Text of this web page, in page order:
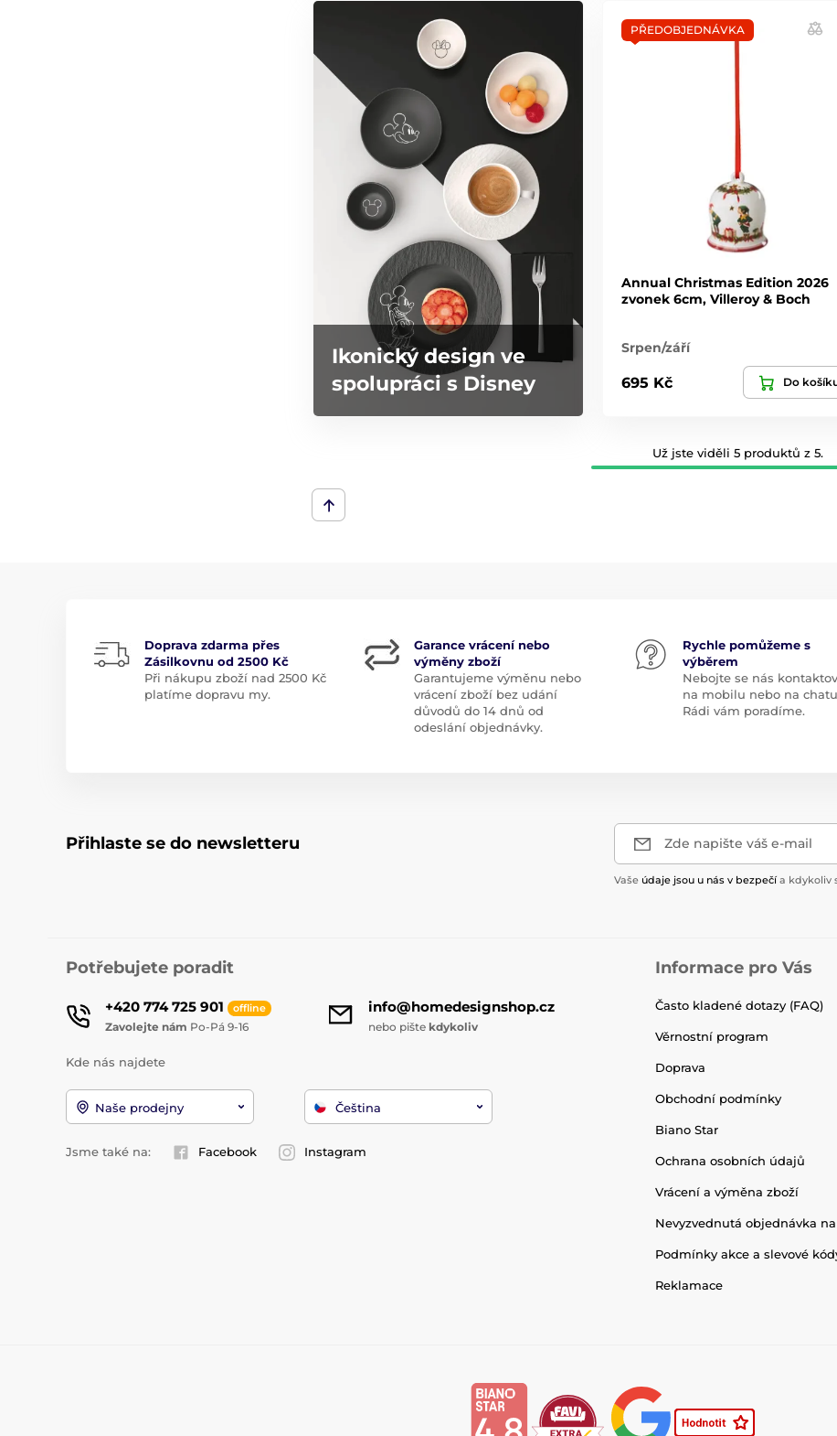
Ikonický design ve
spolupráci s Disney
PŘEDOBJEDNÁVKA
Annual Christmas Edition 2026
zvonek 6cm, Villeroy & Boch
Srpen/září
695 Kč Do
Už jste viděli 5 produktů z 5.
Doprava zdarma přes
Zásilkovnu od 2500 Kč
Při nákupu zboží nad 2500 Kč
platíme dopravu my.
Garance vrácení nebo
výměny zboží
Garantujeme výměnu nebo
vrácení zboží bez udání
důvodů do 14 dnů od
odeslání objednávky.
Rychle pomůžeme s
výběrem
Nebojte se nás
na mobilu nebo na
Rádi vám poradíme.
Přihlaste se do newsletteru Zde napište váš e-mail
Vaše údaje jsou u nás v bezpečí a kdykoliv
Potřebujete poradit
+420 774 725 901 offline
Zavolejte nám Po-Pá 9-16
info@homedesignshop.cz
nebo pište kdykoliv
Kde nás najdete
Naše prodejny Čeština
Jsme také na: Facebook Instagram
Informace pro Vás
Často kladené dotazy (FAQ)
Věrnostní program
Doprava
Obchodní podmínky
Biano Star
Ochrana osobních údajů
Vrácení a výměna zboží
Nevyzvednutá objednávka
Podmínky akce a slevové
Reklamace